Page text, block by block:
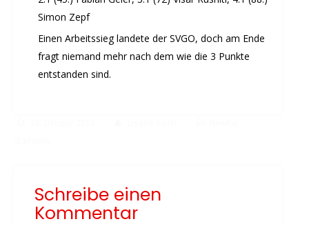
Simon Zepf
Einen Arbeitssieg landete der SVGO, doch am Ende
fragt niemand mehr nach dem wie die 3 Punkte
entstanden sind.
Schreibe einen
Kommentar